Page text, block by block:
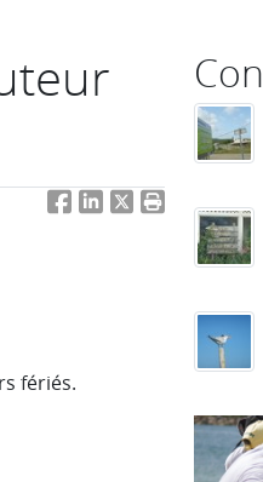
FacebookLinkedIn
TwitterImprimer la page
fériés.